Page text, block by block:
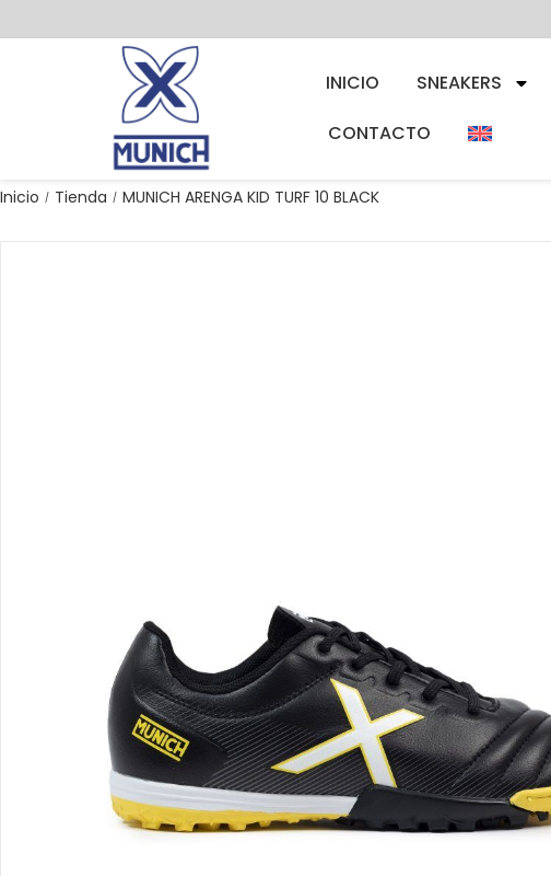
INICIO SNEAKERS
CONTACTO
Inicio / Tienda / MUNICH ARENGA KID TURF 10 BLACK